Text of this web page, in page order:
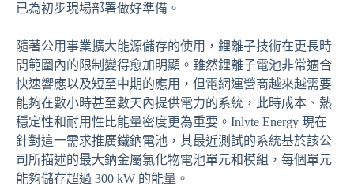
已為初步現場部署做好準備。
隨著公用事業擴大能源儲存的使用，鋰離子技術在更長時
間範圍內的限制變得愈加明顯。雖然鋰離子電池非常適合
快速響應以及短至中期的應用，但電網運營商越來越需要
能夠在數小時甚至數天內提供電力的系統，此時成本、熱
穩定性和耐用性比能量密度更為重要。Inlyte Energy 現在
針對這一需求推廣鐵鈉電池，其最近測試的系統基於該公
司所描述的最大鈉金屬氯化物電池單元和模組，每個單元
能夠儲存超過 300 kW 的能量。